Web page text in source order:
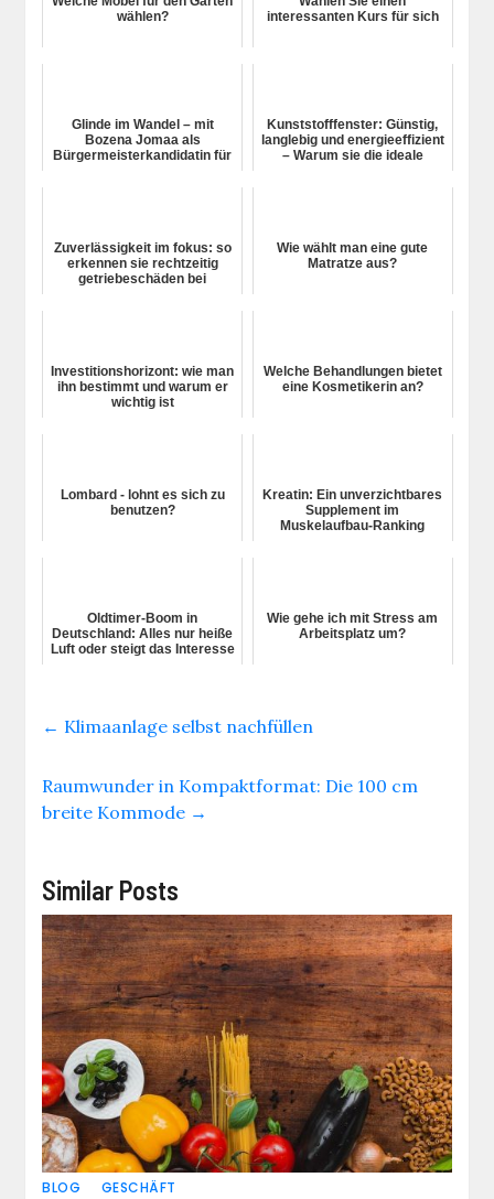
wählen?
interessanten Kurs für sich
Glinde im Wandel – mit
Bozena Jomaa als
Bürgermeisterkandidatin für
Kunststofffenster: Günstig,
langlebig und energieeffizient
– Warum sie die ideale
Zuverlässigkeit im fokus: so
erkennen sie rechtzeitig
getriebeschäden bei
Wie wählt man eine gute
Matratze aus?
Investitionshorizont: wie man
ihn bestimmt und warum er
wichtig ist
Welche Behandlungen bietet
eine Kosmetikerin an?
Lombard - lohnt es sich zu
benutzen?
Kreatin: Ein unverzichtbares
Supplement im
Muskelaufbau-Ranking
Oldtimer-Boom in
Deutschland: Alles nur heiße
Luft oder steigt das Interesse
Wie gehe ich mit Stress am
Arbeitsplatz um?
← Klimaanlage selbst nachfüllen
Raumwunder in Kompaktformat: Die 100 cm
breite Kommode →
Similar Posts
BLOG GESCHÄFT